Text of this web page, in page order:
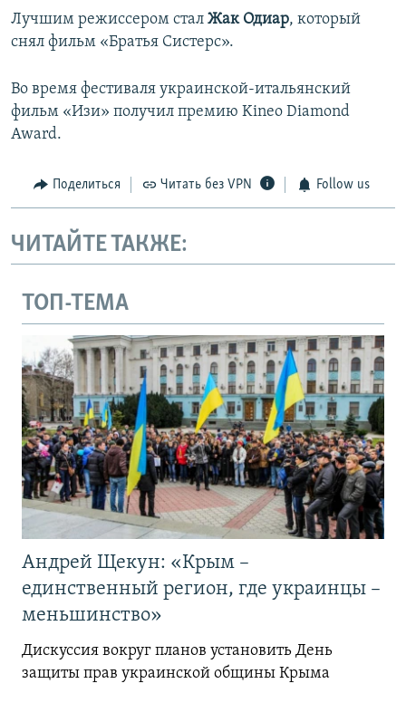
Лучшим режиссером стал Жак Одиар, который
снял фильм «Братья Систерс».
Во время фестиваля украинской-итальянский
фильм «Изи» получил премию Kineo Diamond
Award.
Поделиться Читать без VPN Follow us
ЧИТАЙТЕ ТАКЖЕ:
ТОП-ТЕМА
Андрей Щекун: «Крым –
единственный регион, где украинцы –
меньшинство»
Дискуссия вокруг планов установить День
защиты прав украинской общины Крыма